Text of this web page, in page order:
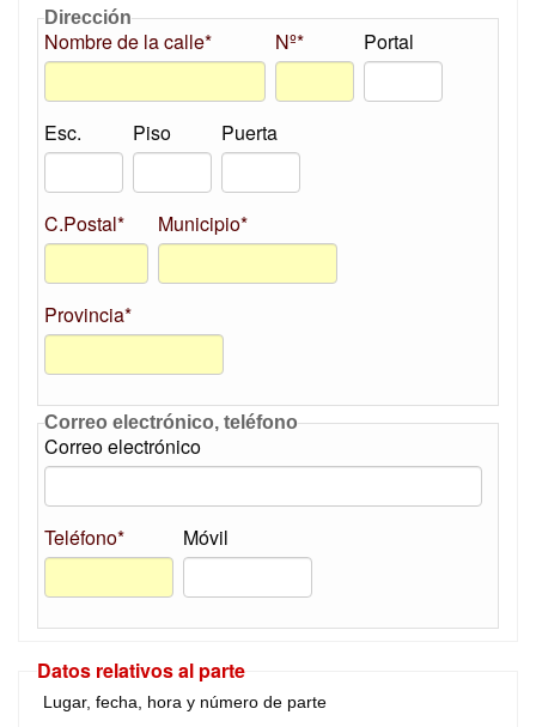
Dirección
Nombre de la calle* Nº* Portal
Esc. Piso Puerta
C.Postal* Municipio*
Provincia*
Correo electrónico, teléfono
Correo electrónico
Teléfono* Móvil
Datos relativos al parte
Lugar, fecha, hora y número de parte